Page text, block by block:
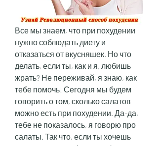
Все мы знаем, что при похудении
нужно соблюдать диету и
отказаться от вкусняшек. Но что
делать, если ты, как и я, любишь
жрать? Не переживай, я знаю, как
тебе помочь! Сегодня мы будем
говорить о том, сколько салатов
можно есть при похудении. Да-да,
тебе не показалось, я говорю про
салаты. Так что, если ты хочешь